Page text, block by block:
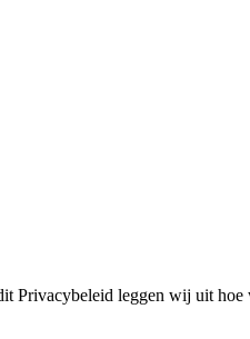
leggen wij uit hoe